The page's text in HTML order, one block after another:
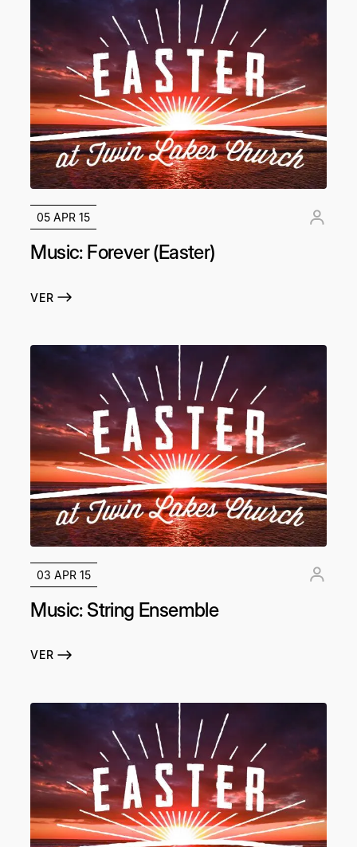
05 APR 15
Music: Forever (Easter)
VER
03 APR 15
Music: String Ensemble
VER